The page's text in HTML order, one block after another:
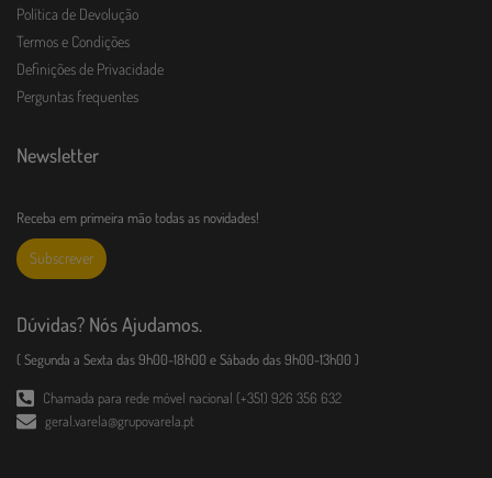
Política de Devolução
Termos e Condições
Definições de Privacidade
Perguntas frequentes
Newsletter
Receba em primeira mão todas as novidades!
Subscrever
Dúvidas? Nós Ajudamos.
( Segunda a Sexta das 9h00-18h00 e Sábado das 9h00-13h00 )
Chamada para rede móvel nacional (+351) 926 356 632
geral.varela@grupovarela.pt